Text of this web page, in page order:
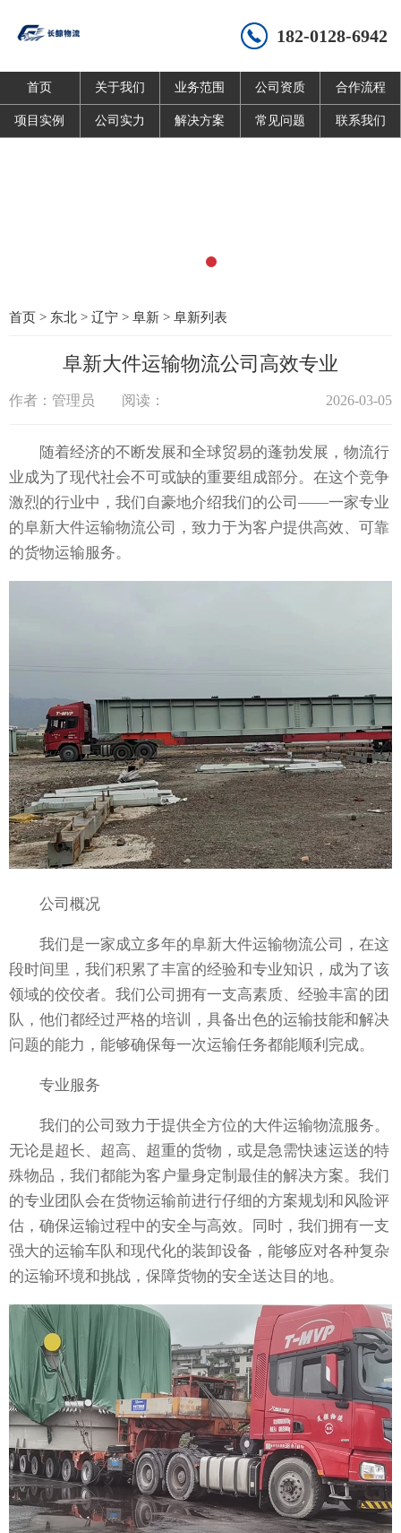
182-0128-6942
首页 关于我们 业务范围 公司资质 合作流程
项目实例 公司实力 解决方案 常见问题 联系我们
首页 > 东北 > 辽宁 > 阜新 > 阜新列表
阜新大件运输物流公司高效专业
作者：管理员 阅读： 2026-03-05
随着经济的不断发展和全球贸易的蓬勃发展，物流行
业成为了现代社会不可或缺的重要组成部分。在这个竞争
激烈的行业中，我们自豪地介绍我们的公司——一家专业
的阜新大件运输物流公司，致力于为客户提供高效、可靠
的货物运输服务。
公司概况
我们是一家成立多年的阜新大件运输物流公司，在这
段时间里，我们积累了丰富的经验和专业知识，成为了该
领域的佼佼者。我们公司拥有一支高素质、经验丰富的团
队，他们都经过严格的培训，具备出色的运输技能和解决
问题的能力，能够确保每一次运输任务都能顺利完成。
专业服务
我们的公司致力于提供全方位的大件运输物流服务。
无论是超长、超高、超重的货物，或是急需快速运送的特
殊物品，我们都能为客户量身定制最佳的解决方案。我们
的专业团队会在货物运输前进行仔细的方案规划和风险评
估，确保运输过程中的安全与高效。同时，我们拥有一支
强大的运输车队和现代化的装卸设备，能够应对各种复杂
的运输环境和挑战，保障货物的安全送达目的地。